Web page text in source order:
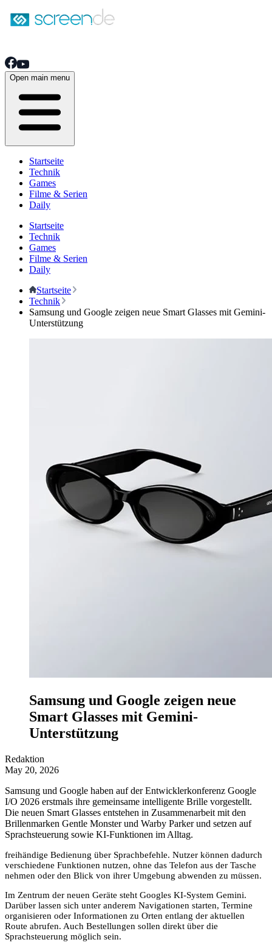
Open main menu
Startseite
Technik
Games
Filme & Serien
Daily
Startseite
Technik
Games
Filme & Serien
Daily
Startseite
Technik
Samsung und Google zeigen neue Smart Glasses mit Gemini-
Unterstützung
Samsung und Google zeigen neue
Smart Glasses mit Gemini-
Unterstützung
Redaktion
May 20, 2026
Samsung und Google haben auf der Entwicklerkonferenz Google
I/O 2026 erstmals ihre gemeinsame intelligente Brille vorgestellt.
Die neuen Smart Glasses entstehen in Zusammenarbeit mit den
Brillenmarken Gentle Monster und Warby Parker und setzen auf
Sprachsteuerung sowie KI-Funktionen im Alltag.
freihändige Bedienung über Sprachbefehle. Nutzer können dadurch
verschiedene Funktionen nutzen, ohne das Telefon aus der Tasche
nehmen oder den Blick von ihrer Umgebung abwenden zu müssen.
Im Zentrum der neuen Geräte steht Googles KI-System Gemini.
Darüber lassen sich unter anderem Navigationen starten, Termine
organisieren oder Informationen zu Orten entlang der aktuellen
Route abrufen. Auch Bestellungen sollen direkt über die
Sprachsteuerung möglich sein.